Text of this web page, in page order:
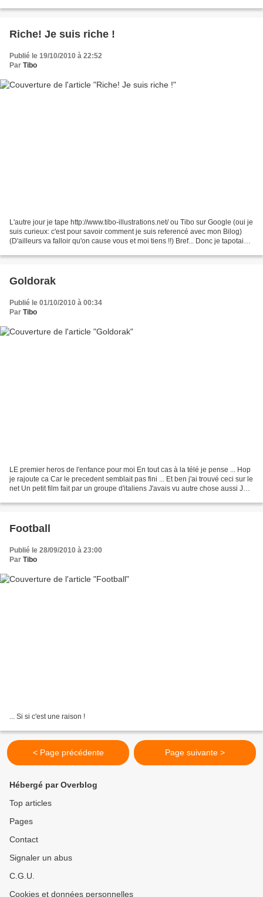
Riche! Je suis riche !
Publié le 19/10/2010 à 22:52
Par Tibo
L'autre jour je tape http://www.tibo-illustrations.net/ ou Tibo sur Google (oui je
suis curieux: c'est pour savoir comment je suis referencé avec mon Bilog)
(D'ailleurs va falloir qu'on cause vous et moi tiens !!) Bref... Donc je tapotais
Goldorak
Publié le 01/10/2010 à 00:34
Par Tibo
LE premier heros de l'enfance pour moi En tout cas à la télé je pense ... Hop
je rajoute ca Car le precedent semblait pas fini ... Et ben j'ai trouvé ceci sur le
net Un petit film fait par un groupe d'italiens J'avais vu autre chose aussi Je
Football
Publié le 28/09/2010 à 23:00
Par Tibo
... Si si c'est une raison !
< Page précédente Page suivante >
Hébergé par Overblog
Top articles
Pages
Contact
Signaler un abus
C.G.U.
Cookies et données personnelles